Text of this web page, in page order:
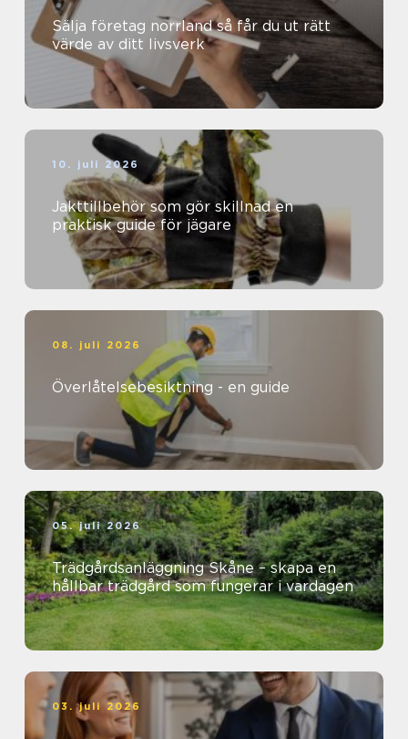
Sälja företag norrland så får du ut rätt
värde av ditt livsverk
10. juli 2026
Jakttillbehör som gör skillnad en
praktisk guide för jägare
08. juli 2026
Överlåtelsebesiktning - en guide
05. juli 2026
Trädgårdsanläggning Skåne – skapa en
hållbar trädgård som fungerar i vardagen
03. juli 2026